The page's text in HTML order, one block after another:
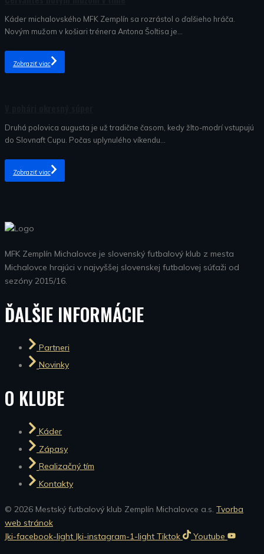
Káder michalovského MFK Zemplín sa rozrástol o ďalšieho hráča.
Novým mužom v košiari trénera Antona Šoltisa je...
Zobraziť viac
Druhá polovica augusta je už tradične časom, kedy žlto-modrí vstupujú
do Slovnaft Cupu. Počas uplynulého víkendu...
Zobraziť viac
MFK Zemplín Michalovce je slovenský futbalový klub z mesta
Michalovce hrajúci v najvyššej slovenskej futbalovej súťaži od
sezóny 2015/16.
ĎALŠIE INFORMÁCIE
Partneri
Novinky
O KLUBE
Káder
Zápasy
Realizačný tím
Kontakty
© 2026 Mestský futbalový klub Zemplín Michalovce a.s. Tvorba
web stránok
Jki-facebook-light Jki-instagram-1-light Tiktok Youtube